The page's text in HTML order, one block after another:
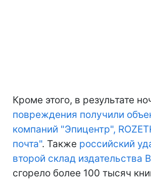
Кроме этого, в результате
повреждения получили
компаний "Эпицентр",
почта". Также российский
второй склад издательства
сгорело более 100 тысяч